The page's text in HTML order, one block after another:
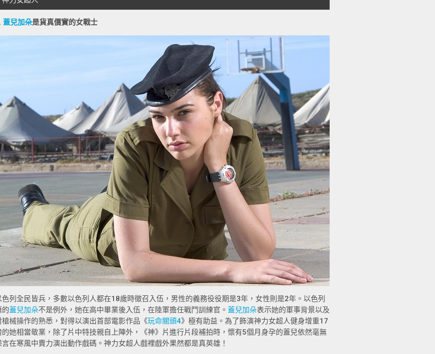
蓋兒加朵是貨真價實的女戰士
色列全民皆兵，多數以色列人都在18歲時徵召入伍，男性的義務役役期是3年，女性則是2年。以色列
的蓋兒加朵不是例外，她在高中畢業後入伍，在陸軍擔任戰鬥訓練官。 蓋兒加朵表示她的軍事背景以及
槍械操作的熟悉，對得以演出首部電影作品《玩命關頭4》極有助益。為了飾演神力女超人健身增重17
的她相當敬業，除了片中特技親自上陣外，《神》片進行片段補拍時，懷有5個月身孕的蓋兒依然毫無
言在寒風中賣力演出動作戲碼。神力女超人戲裡戲外果然都是真英雄！